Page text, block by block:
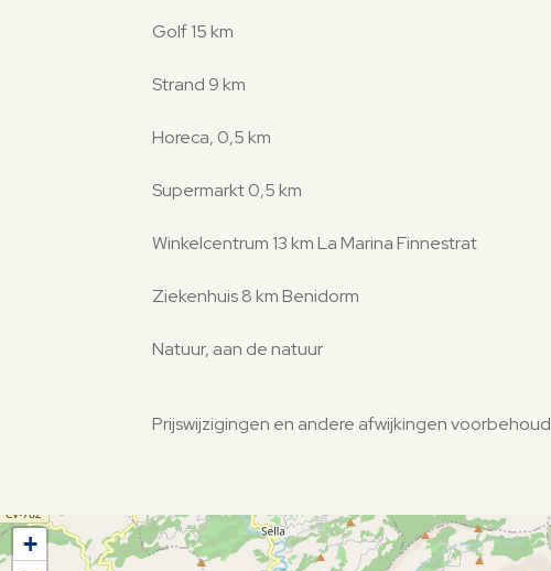
Golf 15 km
Strand 9 km
Horeca, 0,5 km
Supermarkt 0,5 km
Winkelcentrum 13 km La Marina Finnestrat
Ziekenhuis 8 km Benidorm
Natuur, aan de natuur
Prijswijzigingen en andere afwijkingen
+